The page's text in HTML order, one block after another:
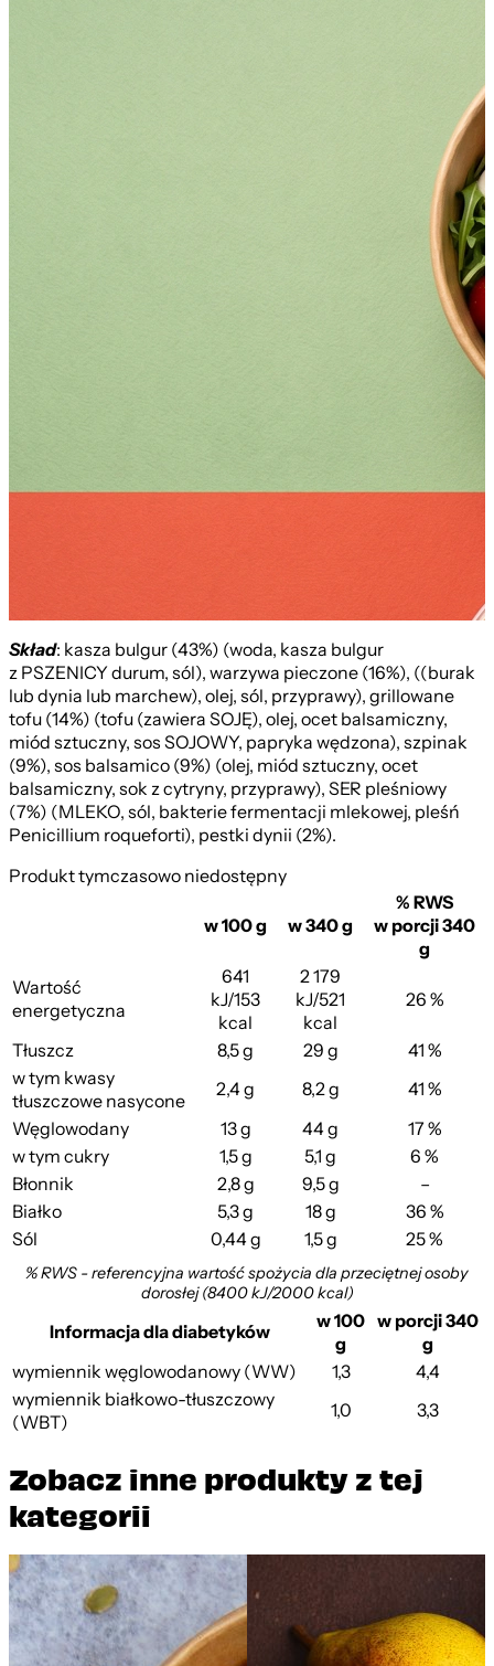
Caprese
Skład: kasza bulgur (43%) (woda, kasza bulgur
z PSZENICY durum, sól), warzywa pieczone (16%), ((burak
lub dynia lub marchew), olej, sól, przyprawy), grillowane
tofu (14%) (tofu (zawiera SOJĘ), olej, ocet balsamiczny,
miód sztuczny, sos SOJOWY, papryka wędzona), szpinak
(9%), sos balsamico (9%) (olej, miód sztuczny, ocet
balsamiczny, sok z cytryny, przyprawy), SER pleśniowy
(7%) (MLEKO, sól, bakterie fermentacji mlekowej, pleśń
Penicillium roqueforti), pestki dynii (2%).
Produkt tymczasowo niedostępny
w 100 g w 340 g
% RWS
w porcji 340
g
Wartość
energetyczna
641
kJ/153
kcal
2 179
kJ/521
kcal
26 %
Tłuszcz 8,5 g 29 g
41 %
w tym kwasy
tłuszczowe nasycone
2,4 g 8,2 g
41 %
Węglowodany
13 g 44 g
17 %
w tym cukry
1,5 g 5,1 g
6 %
Błonnik
2,8 g 9,5 g
–
Białko
5,3 g 18 g
36 %
Sól
0,44 g 1,5 g 25 %
% RWS - referencyjna wartość spożycia dla przeciętnej osoby
dorosłej (8400 kJ/2000 kcal)
Informacja dla diabetyków
w 100
g
w porcji 340
g
wymiennik węglowodanowy (WW)
1,3
4,4
wymiennik białkowo-tłuszczowy
(WBT)
1,0 3,3
Zobacz inne produkty z tej
kategorii